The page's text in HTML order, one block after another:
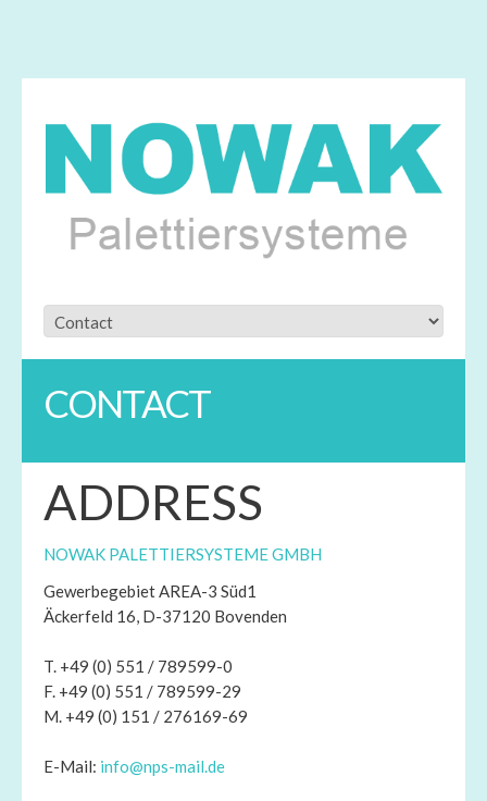
CONTACT
ADDRESS
NOWAK PALETTIERSYSTEME GMBH
Gewerbegebiet AREA-3 Süd1
Äckerfeld 16, D-37120 Bovenden
T. +49 (0) 551 / 789599-0
F. +49 (0) 551 / 789599-29
M. +49 (0) 151 / 276169-69
E-Mail: info@nps-mail.de